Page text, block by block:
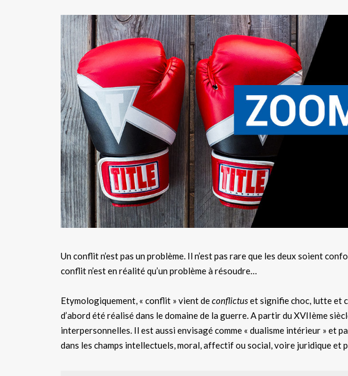
Un conflit n’est pas un problème. Il n’est pas rare que les deux soient
conflit n’est en réalité qu’un problème à résoudre…
Etymologiquement, « conflit » vient deconflictuset signifie choc, lutte et
d’abord été réalisé dans le domaine de la guerre. A partir du XVIIème
interpersonnelles. Il est aussi envisagé comme « dualisme intérieur » et
dans les champs intellectuels, moral, affectif ou social, voire juridique et